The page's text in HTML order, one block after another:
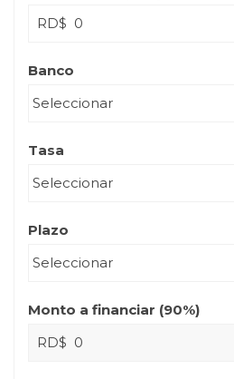
RD$
Banco
Tasa
Plazo
Monto a financiar (90%)
RD$